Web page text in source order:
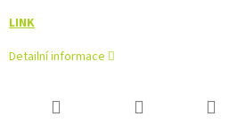
LINK
Detailní informace